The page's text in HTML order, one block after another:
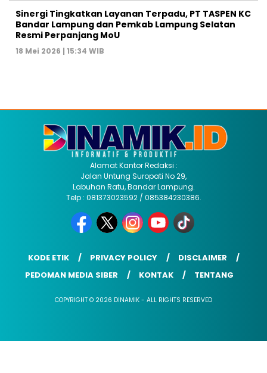
Sinergi Tingkatkan Layanan Terpadu, PT TASPEN KC
Bandar Lampung dan Pemkab Lampung Selatan
Resmi Perpanjang MoU
18 Mei 2026 | 15:34 WIB
Alamat Kantor Redaksi :
Jalan Untung Suropati No 29,
Labuhan Ratu, Bandar Lampung.
Telp : 081373023592 / 085384230386.
KODE ETIK PRIVACY POLICY
DISCLAIMER
PEDOMAN MEDIA SIBER
KONTAK TENTANG
COPYRIGHT © 2026 DINAMIK - ALL RIGHTS RESERVED